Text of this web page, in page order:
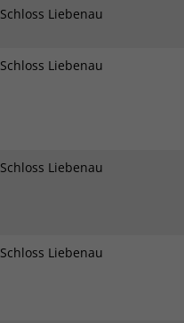
Schloss Liebenau
Schloss Liebenau
Schloss Liebenau
Schloss Liebenau